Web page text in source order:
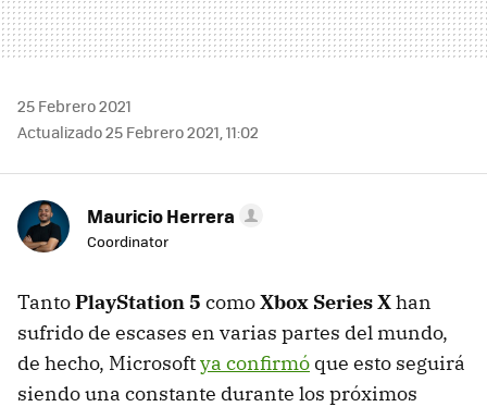
25 Febrero 2021
Actualizado 25 Febrero 2021, 11:02
Mauricio Herrera
Coordinator
TantoPlayStation 5 comoXbox Series Xhan
sufrido de escases en varias partes del mundo,
de hecho, Microsoftya confirmó que esto seguirá
siendo una constante durante los próximos